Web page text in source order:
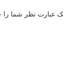
نظر شما را